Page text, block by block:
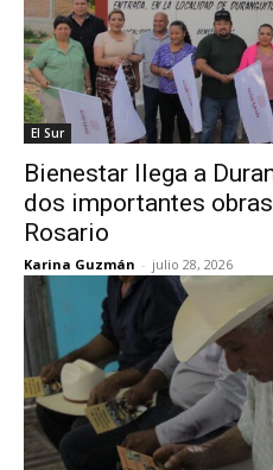
El Sur
Bienestar llega a
dos importantes
Rosario
Karina Guzmán - julio 28, 2026